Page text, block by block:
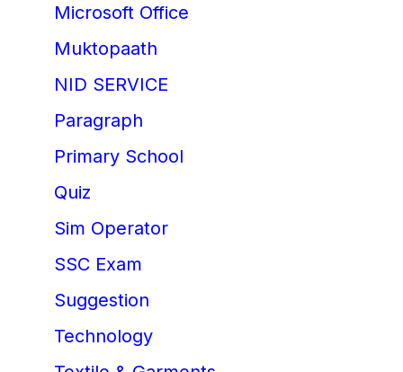
Microsoft Office
Muktopaath
NID SERVICE
Paragraph
Primary School
Quiz
Sim Operator
SSC Exam
Suggestion
Technology